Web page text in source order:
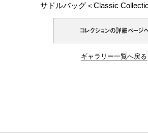
サドルバッグ＜Classic
コレクションの詳細ページ
ギャラリー一覧へ戻る